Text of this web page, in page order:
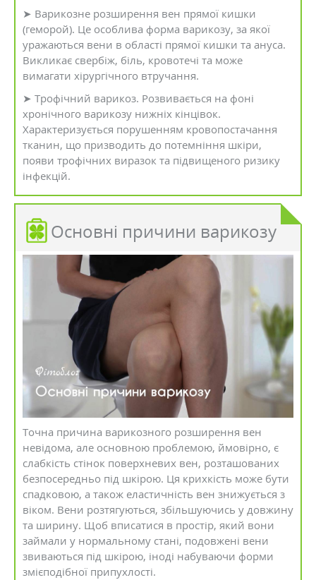
➤ Варикозне розширення вен прямої кишки
(геморой). Це особлива форма варикозу, за якої
уражаються вени в області прямої кишки та ануса.
Викликає свербіж, біль, кровотечі та може
вимагати хірургічного втручання.
➤ Трофічний варикоз. Розвивається на фоні
хронічного варикозу нижніх кінцівок.
Характеризується порушенням кровопостачання
тканин, що призводить до потемніння шкіри,
появи трофічних виразок та підвищеного ризику
інфекцій.
Основні причини варикозу
Точна причина варикозного розширення вен
невідома, але основною проблемою, ймовірно, є
слабкість стінок поверхневих вен, розташованих
безпосередньо під шкірою. Ця крихкість може бути
спадковою, а також еластичність вен знижується з
віком. Вени розтягуються, збільшуючись у довжину
та ширину. Щоб вписатися в простір, який вони
займали у нормальному стані, подовжені вени
звиваються під шкірою, іноді набуваючи форми
змієподібної припухлості.